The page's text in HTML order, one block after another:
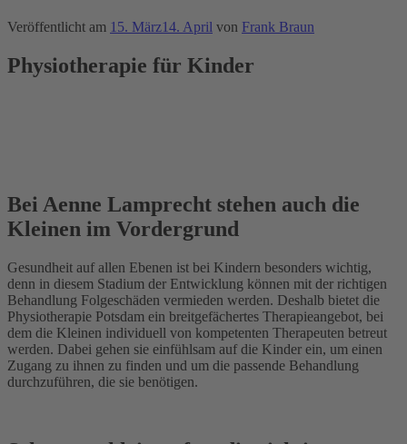
Veröffentlicht am 15. März14. April von Frank Braun
Physiotherapie für Kinder
Bei Aenne Lamprecht stehen auch die
Kleinen im Vordergrund
Gesundheit auf allen Ebenen ist bei Kindern besonders wichtig,
denn in diesem Stadium der Entwicklung können mit der richtigen
Behandlung Folgeschäden vermieden werden. Deshalb bietet die
Physiotherapie Potsdam ein breitgefächertes Therapieangebot, bei
dem die Kleinen individuell von kompetenten Therapeuten betreut
werden. Dabei gehen sie einfühlsam auf die Kinder ein, um einen
Zugang zu ihnen zu finden und um die passende Behandlung
durchzuführen, die sie benötigen.